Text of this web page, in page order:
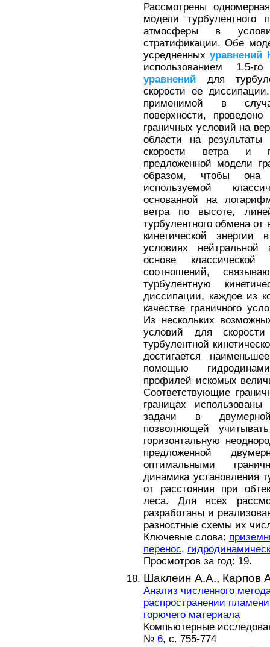
Рассмотрены
модели турбулентного
атмосферы в
стратификации. Обе
усредненныхуравнений
использованием 1.5-
уравнений для
скорости ее
применимой в
поверхности,
граничных условий на
области на результаты
скорости ветра и
предложенной модели
образом, чтобы она
используемой
основанной на
ветра по высоте,
турбулентного обмена от
кинетической
условиях
основе
соотношений,
турбулентную
диссипации, каждое из
качестве граничного
Из нескольких
условий для
турбулентной
достигается
помощью
профилей искомых
Соответствующие
границах использованы
задачи в
позволяющей
горизонтальную
предложенной
оптимальными
динамика установления
от расстояния при
леса. Для всех
разработаны и
разностные схемы их
Ключевые слова:
перенос,
Просмотров за год: 19.
Шаклеин А.А., Карпов
Анализ численного
распространении
горючего материала
Компьютерные
№ 6, с. 755-774